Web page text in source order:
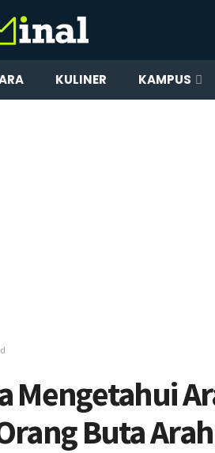
KULINER KAMPUS
Mengetahui
Buta Arah